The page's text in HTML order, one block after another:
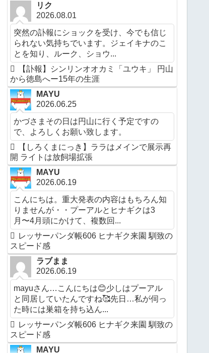
リク
2026.08.01
突然の訃報にショックを受け、今でも信じ
られない気持ちでいます。ジェイキナのこ
とを知り、ルーク、ショウ...
【訃報】シンリンオオカミ「ユウキ」 円山
から徳島へー15年の生涯
MAYU
2026.06.25
かづさまその日は円山に行く予定ですの
で、よろしくお願い致します。
【しろくまにっき】ララはメインで展示再
開 ライトは放飼場拡張
MAYU
2026.06.19
こんにちは。重大発表の内容はもちろん知
りませんが・・プーアルとヒナギクは3
月〜4月頭にかけて、複数回...
レッサーパンダ帳606 ヒナギク来園 馴致の
スピード感
ラブまま
2026.06.19
mayuさん…こんにちは😊少しはプーアル
と同居していたんですね🥰先日…私が伺っ
た時には巣箱を持ち込ん...
レッサーパンダ帳606 ヒナギク来園 馴致の
スピード感
MAYU